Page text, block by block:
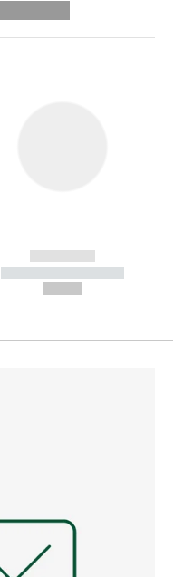
------------
----------- -----------